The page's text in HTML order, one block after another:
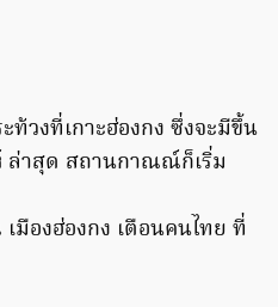
วงที่เกาะฮ่องกง ซึ่งจะมีขึ้น
ล่าสุด สถานกาณณ์ก็เริ่ม
องฮ่องกง เตือนคนไทย ที่